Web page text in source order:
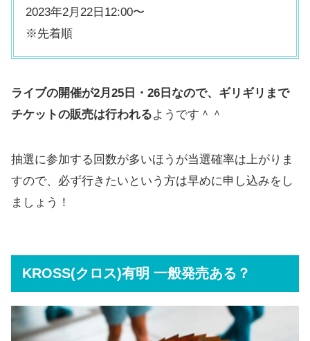
2023年2月22日12:00〜
※先着順
ライブの開催が2月25日・26日なので、ギリギリまで
チケットの販売は行われるようです＾＾
抽選に参加する回数が多いほうが当選確率は上がりま
すので、必ず行きたいという方は早めに申し込みをし
ましょう！
KROSS(クロス)有明 一般発売ある？